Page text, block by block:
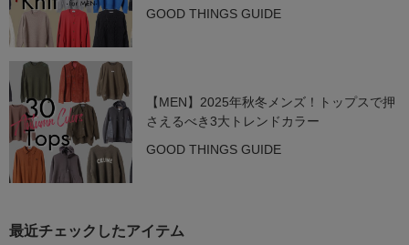
GOOD THINGS GUIDE
【MEN】2025年秋冬メンズ！トップスで押
さえるべき3大トレンドカラー
GOOD THINGS GUIDE
最近チェックしたアイテム